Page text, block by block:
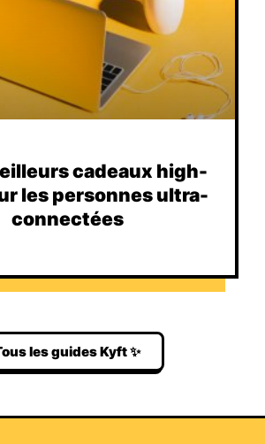
cadeaux high-
les personnes ultra-
connectées
les guides Kyft ✨